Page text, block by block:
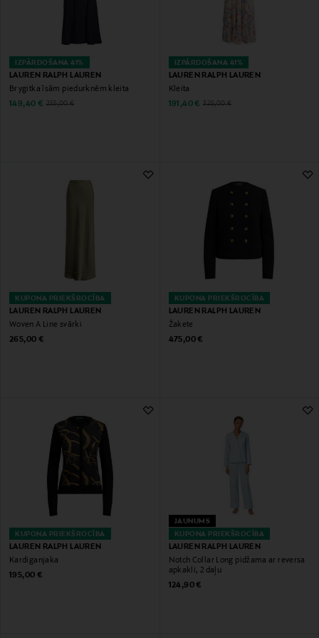
IZPĀRDOŠANA 41%
LAUREN RALPH LAUREN
Brygitka īsām piedurknēm kleita
Discounted Price
149,40 € Original Price
255,00 €
IZPĀRDOŠANA 41%
LAUREN RALPH LAUREN
Kleita
Discounted Price
191,40 € Original Price
325,00 €
KUPONA PRIEKŠROCĪBA
LAUREN RALPH LAUREN
Woven A Line svārki
Original Price
265,00 €
KUPONA PRIEKŠROCĪBA
LAUREN RALPH LAUREN
Žakete
Original Price
475,00 €
KUPONA PRIEKŠROCĪBA
LAUREN RALPH LAUREN
Kardiganjaka
Original Price
195,00 €
KUPONA PRIEKŠROCĪBA
JAUNUMS
LAUREN RALPH LAUREN
Notch Collar Long pidžama ar reversa
apkakli, 2 daļu
Original Price
124,90 €